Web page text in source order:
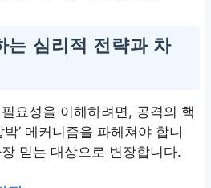
는 심리적 전략과 차
요성을 이해하려면, 공격의 핵
박’ 메커니즘을 파헤쳐야 합니
믿는 대상으로 변장합니다.